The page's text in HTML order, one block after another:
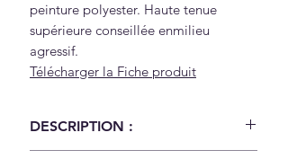
peinture polyester. Haute tenue
supérieure conseillée enmilieu
agressif.
Télécharger la Fiche produit
DESCRIPTION :